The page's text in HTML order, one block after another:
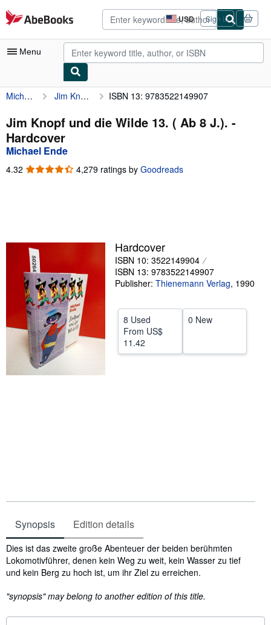
Skip to main content
AbeBooks.com USD
Site
shopping
preferences
Sign in
Menu
My Account
My Purchases
Advanced Search
Sellers
Start Selling
Help
CLOSE
Michael Ende Jim Knopf und die Wilde 13. ( Ab 8 J.). ISBN 13: 9783522149907
Jim Knopf und die Wilde 13. ( Ab 8 J.). -
Hardcover
Michael Ende
4.32 4.32
4,279 ratings by Goodreads
Hardcover
ISBN 10: 3522149904
ISBN 13: 9783522149907
Publisher: Thienemann Verlag, 1990
8 Used
From US$
11.42
0 New
Synopsis Edition details
Synopsis
Dies ist das zweite große Abenteuer der beiden berühmten
Lokomotivführer, denen kein Weg zu weit, kein Wasser zu tief
und kein Berg zu hoch ist, um ihr Ziel zu erreichen.
"synopsis" may belong to another edition of this title.